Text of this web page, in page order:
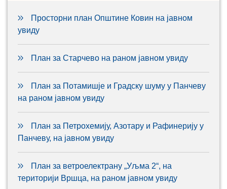
Просторни план Општине Ковин на јавном
увиду
План за Старчево на раном јавном увиду
План за Потамишје и Градску шуму у Панчеву
на раном јавном увиду
План за Петрохемију, Азотару и Рафинерију у
Панчеву, на јавном увиду
План за ветроелектрану „Уљма 2“, на
територији Вршца, на раном јавном увиду